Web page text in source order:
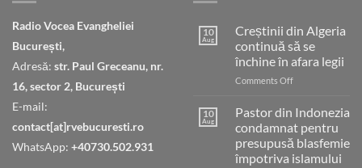
Radio Vocea Evangheliei
București,
Adresă: str. Paul Greceanu, nr.
16, sector 2, București
E-mail:
contact[at]rvebucuresti.ro
WhatsApp: +40730.502.931
10
Aug
Creștinii din Algeria
continuă să se
închine în afara legii
Comments Offon
din
Algeria
continuă
să
se
10
Aug
Pastor din Indonezia
condamnat pentru
presupusă blasfemie
împotriva islamului